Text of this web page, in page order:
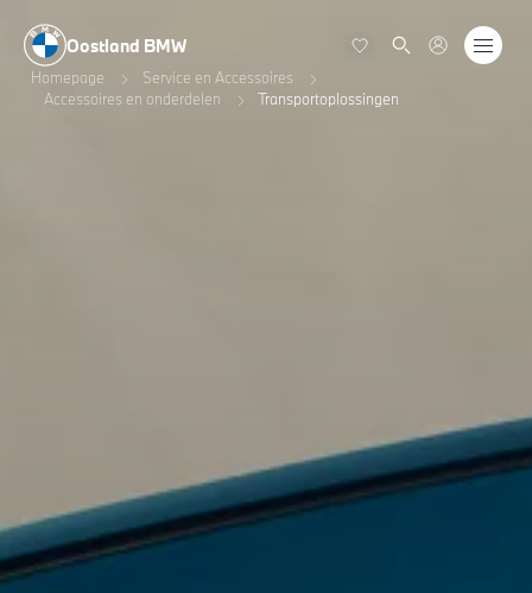
Oostland BMW
Homepage
Service en Accessoires
Accessoires en onderdelen
Transportoplossingen